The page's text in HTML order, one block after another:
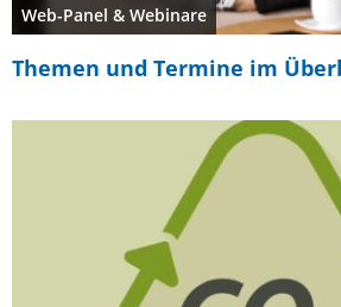
Web-Panel & Webinare
Themen und Termine im